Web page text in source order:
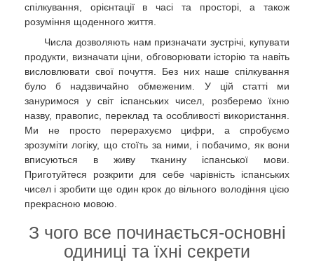
спілкування, орієнтації в часі та просторі, а також
розуміння щоденного життя.
Числа дозволяють нам призначати зустрічі, купувати
продукти, визначати ціни, обговорювати історію та навіть
висловлювати свої почуття. Без них наше спілкування
було б надзвичайно обмеженим. У цій статті ми
зануримося у світ іспанських чисел, розберемо їхню
назву, правопис, переклад та особливості використання.
Ми не просто перерахуємо цифри, а спробуємо
зрозуміти логіку, що стоїть за ними, і побачимо, як вони
вписуються в живу тканину іспанської мови.
Приготуйтеся розкрити для себе чарівність іспанських
чисел і зробити ще один крок до вільного володіння цією
прекрасною мовою.
З чого все починається-основні
одиниці та їхні секрети